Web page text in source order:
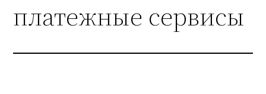
платежные сервисы